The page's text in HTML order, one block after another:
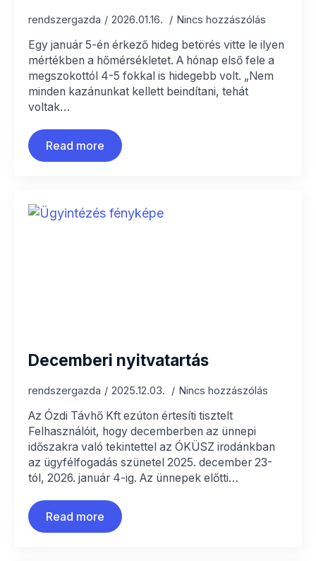
rendszergazda 2026.01.16. Nincs hozzászólás
Egy január 5-én érkező hideg betörés vitte le ilyen
mértékben a hőmérsékletet. A hónap első fele a
megszokottól 4-5 fokkal is hidegebb volt. „Nem
minden kazánunkat kellett beindítani, tehát
voltak…
Read more
Decemberi nyitvatartás
rendszergazda 2025.12.03. Nincs hozzászólás
Az Ózdi Távhő Kft ezúton értesíti tisztelt
Felhasználóit, hogy decemberben az ünnepi
időszakra való tekintettel az ÓKÜSZ irodánkban
az ügyfélfogadás szünetel 2025. december 23-
tól, 2026. január 4-ig. Az ünnepek előtti…
Read more